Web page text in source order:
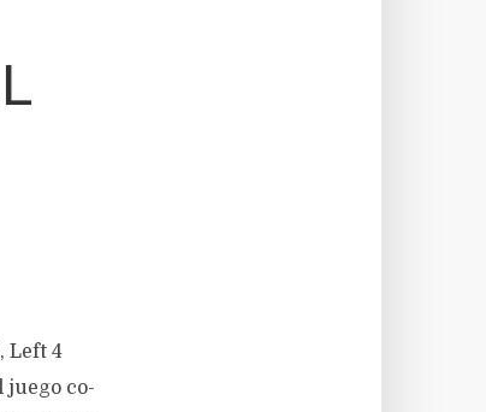
Left 4
juego co-